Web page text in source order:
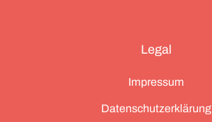
Legal
Impressum
Datenschutzerklärung